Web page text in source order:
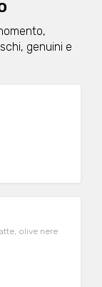
genuini e
olive nere